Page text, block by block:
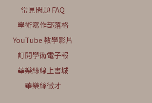
常見問題 FAQ
學術寫作部落格
YouTube 教學影片
訂閱學術電子報
華樂絲線上書城
華樂絲徵才